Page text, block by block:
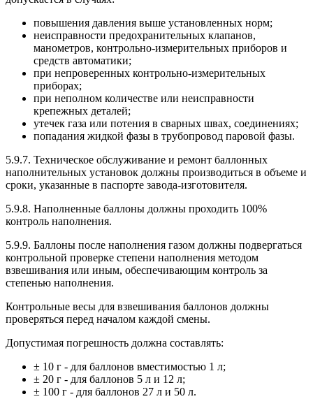
повышения давления выше установленных норм;
неисправности предохранительных клапанов,
манометров, контрольно-измерительных приборов и
средств автоматики;
при непроверенных контрольно-измерительных
приборах;
при неполном количестве или неисправности
крепежных деталей;
утечек газа или потения в сварных швах, соединениях;
попадания жидкой фазы в трубопровод паровой фазы.
5.9.7. Техническое обслуживание и ремонт баллонных
наполнительных установок должны производиться в объеме и
сроки, указанные в паспорте завода-изготовителя.
5.9.8. Наполненные баллоны должны проходить 100%
контроль наполнения.
5.9.9. Баллоны после наполнения газом должны подвергаться
контрольной проверке степени наполнения методом
взвешивания или иным, обеспечивающим контроль за
степенью наполнения.
Контрольные весы для взвешивания баллонов должны
проверяться перед началом каждой смены.
Допустимая погрешность должна составлять:
± 10 г - для баллонов вместимостью 1 л;
± 20 г - для баллонов 5 л и 12 л;
± 100 г - для баллонов 27 л и 50 л.